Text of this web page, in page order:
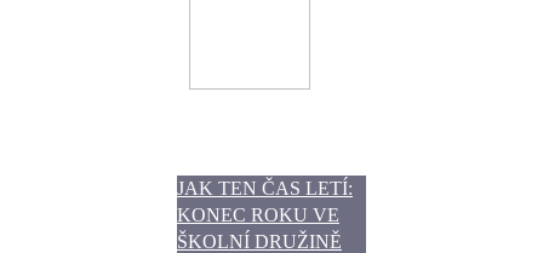
JAK TEN ČAS LETÍ:
KONEC ROKU VE
ŠKOLNÍ DRUŽINĚ